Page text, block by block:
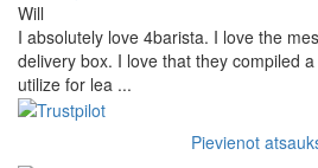
Will
I absolutely love 4barista. I love the
delivery box. I love that they compiled
utilize for lea ...
Pievienot